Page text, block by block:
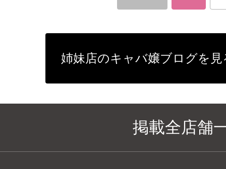
姉妹店のキャバ嬢ブログを見
掲載全店舗